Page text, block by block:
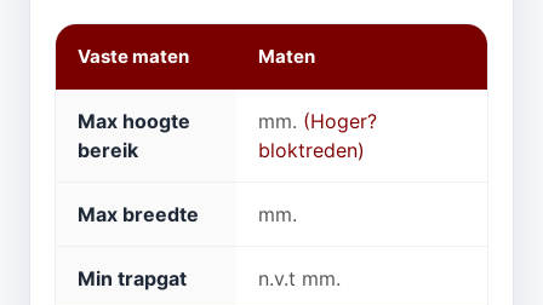
Vaste maten Maten
Max hoogte
bereik
mm. (Hoger?
bloktreden)
Max breedte mm.
Min trapgat n.v.t mm.